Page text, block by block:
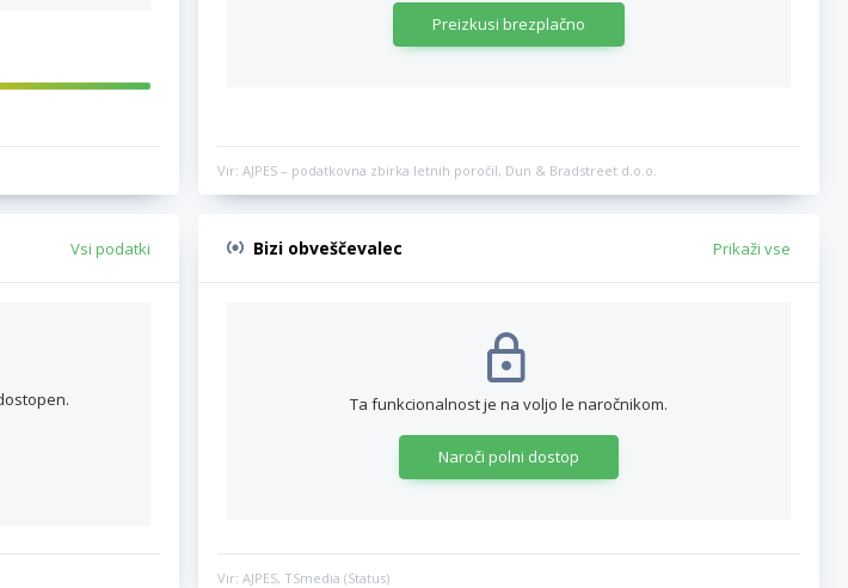
Preizkusi brezplačno
Vir: AJPES – podatkovna zbirka letnih poročil, Dun & Bradstreet d.o.o.
Vsi podatki Bizi obveščevalec Prikaži vse
Ta funkcionalnost je na voljo le naročnikom.
Naroči polni dostop
Vir: AJPES, TSmedia (Status)